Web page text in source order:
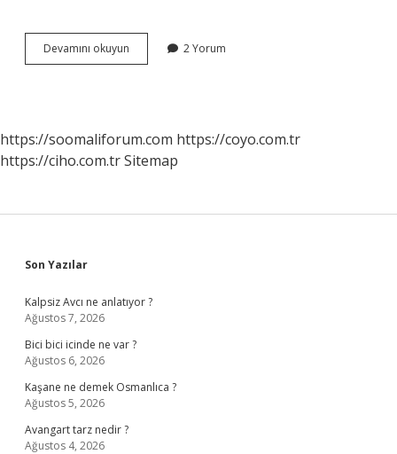
Devamını okuyun
Kuranda
2 Yorum
https://soomaliforum.com https://coyo.com.tr
https://ciho.com.trSitemap
Sidebar
Son Yazılar
Kalpsiz Avcı ne anlatıyor ?
Ağustos 7, 2026
Bici bici icinde ne var ?
Ağustos 6, 2026
Kaşane ne demek Osmanlıca ?
Ağustos 5, 2026
Avangart tarz nedir ?
Ağustos 4, 2026